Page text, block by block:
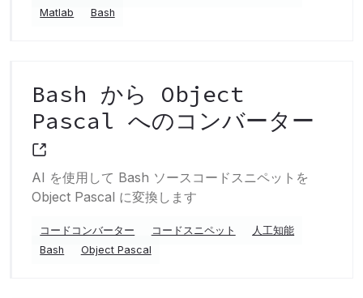
Matlab
Bash
Bash から Object
Pascal へのコンバーター
AI を使用して Bash ソースコードスニペットを
Object Pascal に変換します
コードコンバーター コードスニペット
人工知能
Bash
Object Pascal